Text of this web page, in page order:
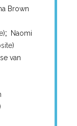
Brown
); Naomi
)
van